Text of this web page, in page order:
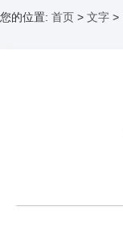
您的位置: 首页 > 文字 >